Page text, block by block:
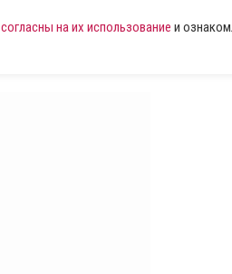
согласны на их использование и